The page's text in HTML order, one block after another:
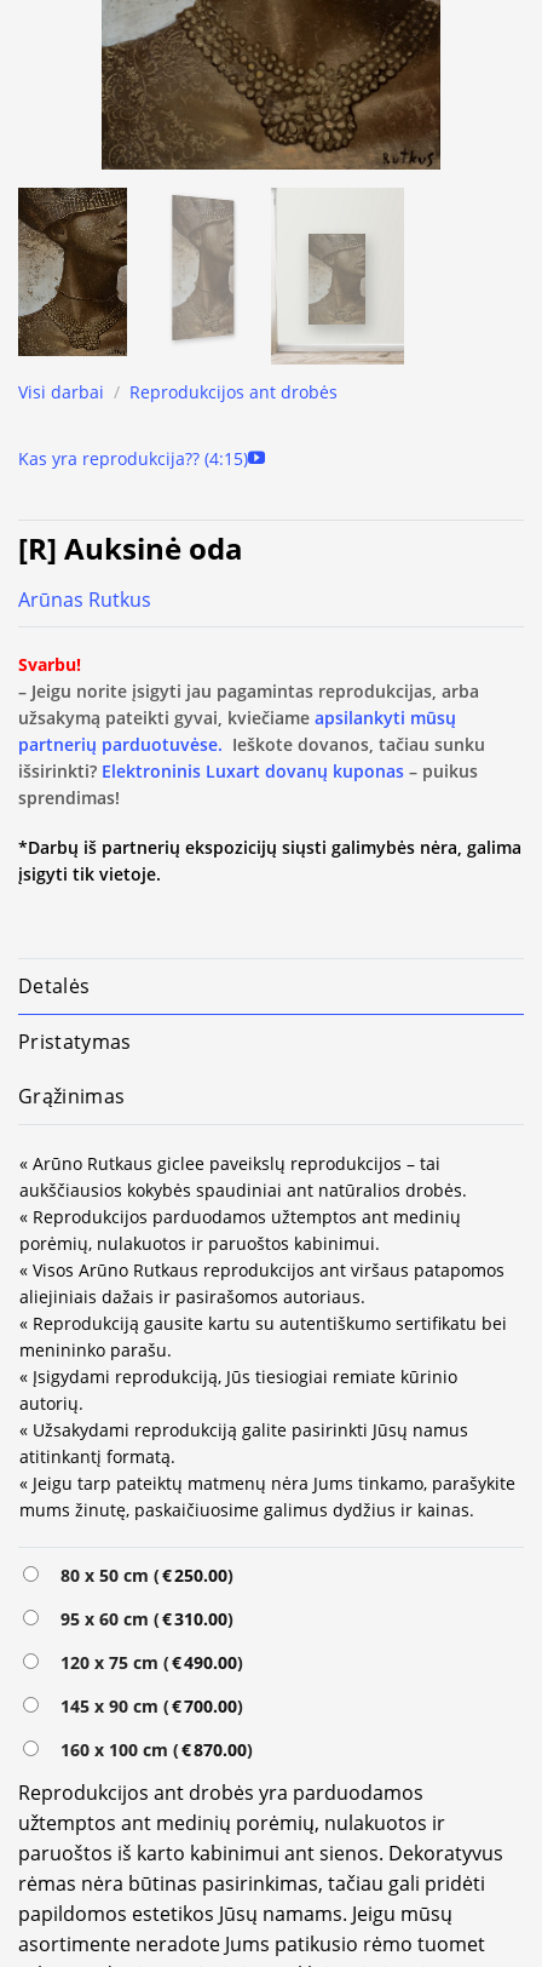
Visi darbai / Reprodukcijos ant drobės
Kas yra reprodukcija?? (4:15)
[R] Auksinė oda
Arūnas Rutkus
Svarbu!
– Jeigu norite įsigyti jau pagamintas reprodukcijas, arba
užsakymą pateikti gyvai, kviečiame apsilankyti mūsų
partnerių parduotuvėse. Ieškote dovanos, tačiau sunku
išsirinkti? Elektroninis Luxart dovanų kuponas – puikus
sprendimas!
*Darbų iš partnerių ekspozicijų siųsti galimybės nėra, galima
įsigyti tik vietoje.
Detalės
Pristatymas
Grąžinimas
« Arūno Rutkaus giclee paveikslų reprodukcijos – tai
aukščiausios kokybės spaudiniai ant natūralios drobės.
« Reprodukcijos parduodamos užtemptos ant medinių
porėmių, nulakuotos ir paruoštos kabinimui.
« Visos Arūno Rutkaus reprodukcijos ant viršaus patapomos
aliejiniais dažais ir pasirašomos autoriaus.
« Reprodukciją gausite kartu su autentiškumo sertifikatu bei
menininko parašu.
« Įsigydami reprodukciją, Jūs tiesiogiai remiate kūrinio
autorių.
« Užsakydami reprodukciją galite pasirinkti Jūsų namus
atitinkantį formatą.
« Jeigu tarp pateiktų matmenų nėra Jums tinkamo, parašykite
mums žinutę, paskaičiuosime galimus dydžius ir kainas.
80 x 50 cm (€250.00)
95 x 60 cm (€310.00)
120 x 75 cm (€490.00)
145 x 90 cm (€700.00)
160 x 100 cm (€870.00)
Reprodukcijos ant drobės yra parduodamos
užtemptos ant medinių porėmių, nulakuotos ir
paruoštos iš karto kabinimui ant sienos. Dekoratyvus
rėmas nėra būtinas pasirinkimas, tačiau gali pridėti
papildomos estetikos Jūsų namams. Jeigu mūsų
asortimente neradote Jums patikusio rėmo tuomet
Alternative: